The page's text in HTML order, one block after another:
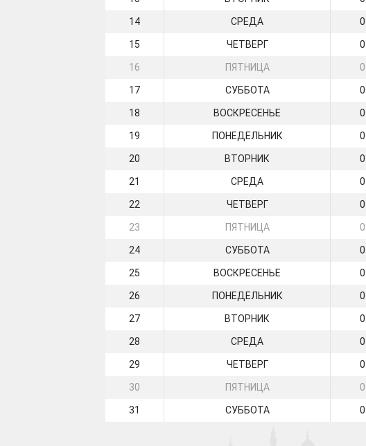
14 СРЕДА
15 ЧЕТВЕРГ
16 ПЯТНИЦА
17 СУББОТА
18 ВОСКРЕСЕНЬЕ
19 ПОНЕДЕЛЬНИК
20 ВТОРНИК
21 СРЕДА
22 ЧЕТВЕРГ
23 ПЯТНИЦА
24 СУББОТА
25 ВОСКРЕСЕНЬЕ
26 ПОНЕДЕЛЬНИК
27 ВТОРНИК
28 СРЕДА
29 ЧЕТВЕРГ
30 ПЯТНИЦА
31 СУББОТА